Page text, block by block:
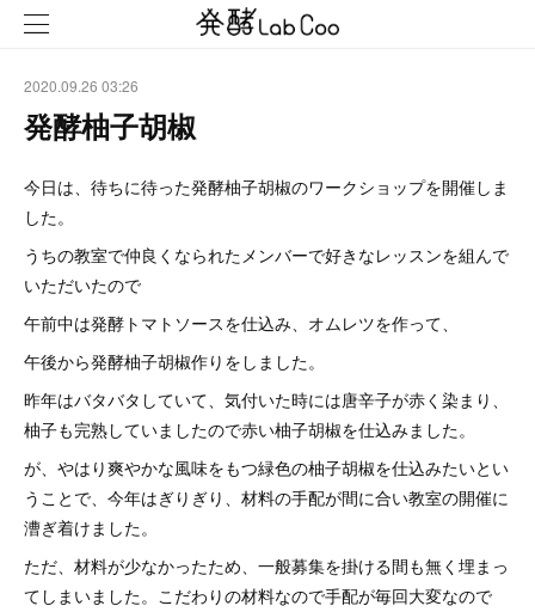
2020.09.26 03:26
発酵柚子胡椒
今日は、待ちに待った発酵柚子胡椒のワークショップを開催しま
した。
うちの教室で仲良くなられたメンバーで好きなレッスンを組んで
いただいたので
午前中は発酵トマトソースを仕込み、オムレツを作って、
午後から発酵柚子胡椒作りをしました。
昨年はバタバタしていて、気付いた時には唐辛子が赤く染まり、
柚子も完熟していましたので赤い柚子胡椒を仕込みました。
が、やはり爽やかな風味をもつ緑色の柚子胡椒を仕込みたいとい
うことで、今年はぎりぎり、材料の手配が間に合い教室の開催に
漕ぎ着けました。
ただ、材料が少なかったため、一般募集を掛ける間も無く埋まっ
てしまいました。こだわりの材料なので手配が毎回大変なので